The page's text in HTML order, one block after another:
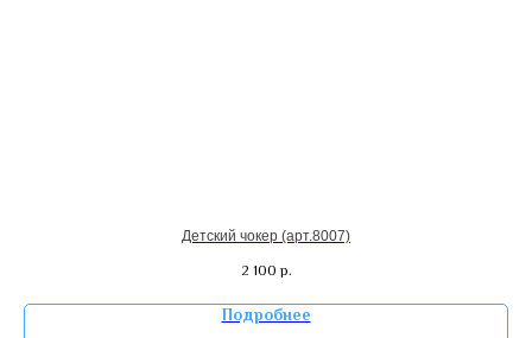
Детский чокер (арт.8007)
2 100 р.
Подробнее